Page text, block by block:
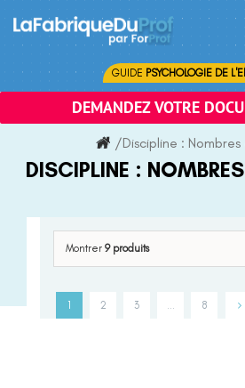
content
GUIDE PSYCHOLOGIE DE
DEMANDEZ VOTRE
/Discipline :
DISCIPLINE :
Montrer 9 produits
1 2 3 8